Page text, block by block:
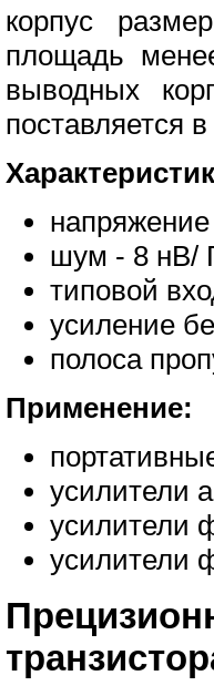
корпус
площадь
выводных
поставляется
шум - 8 нВ/
типовой
усиление
полоса
Применение:
усилители
усилители
усилители